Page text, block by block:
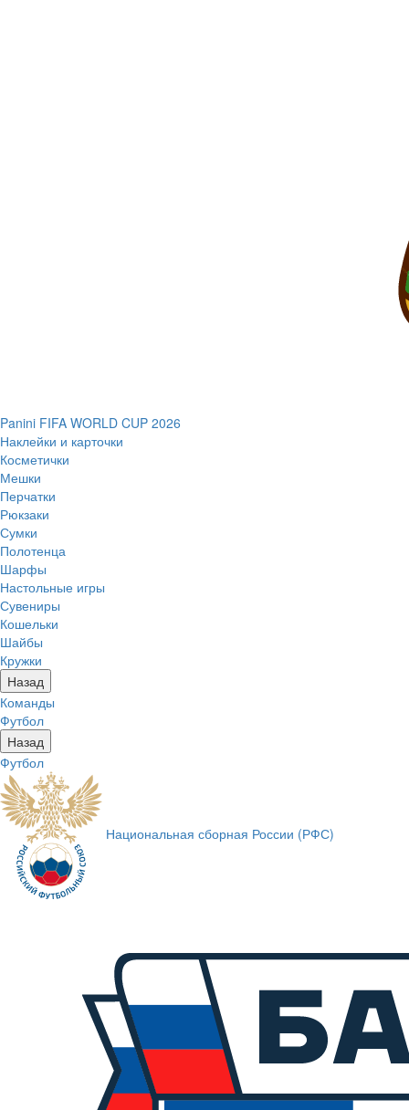
Panini FIFA WORLD CUP 2026
Наклейки и карточки
Косметички
Мешки
Перчатки
Рюкзаки
Сумки
Полотенца
Шарфы
Настольные игры
Сувениры
Кошельки
Шайбы
Кружки
Назад
Команды
Футбол
Назад
Футбол
Национальная сборная России (РФС)